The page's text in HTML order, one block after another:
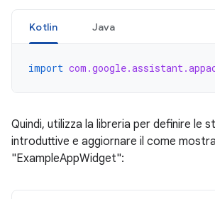
Kotlin Java
import
Quindi, utilizza la libreria per definire le
introduttive e aggiornare il come
"ExampleAppWidget":